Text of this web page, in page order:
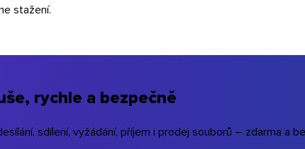
stažení.
rychle a bezpečně
sdílení, vyžádání, příjem i prodej souborů – zdarma a